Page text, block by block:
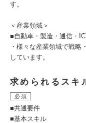
す。
＜産業領域＞
■自動車・製造・通信・
・様々な産業領域で戦略
しています。
求められるスキ
必須
■共通要件
■基本スキル